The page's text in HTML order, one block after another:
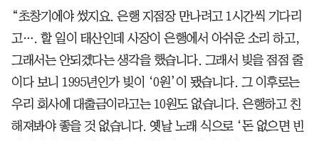
“초창기에야 썼지요. 은행 지점장 만나려고 1시간씩 기다리
고…. 할 일이 태산인데 사장이 은행에서 아쉬운 소리 하고,
그래서는 안되겠다는 생각을 했습니다. 그래서 빚을 점점 줄
이다 보니 1995년인가 빚이 ‘0원’이 됐습니다. 그 이후로는
우리 회사에 대출금이라고는 10원도 없습니다. 은행하고 친
해져봐야 좋을 것 없습니다. 옛날 노래 식으로 ‘돈 없으면 빈